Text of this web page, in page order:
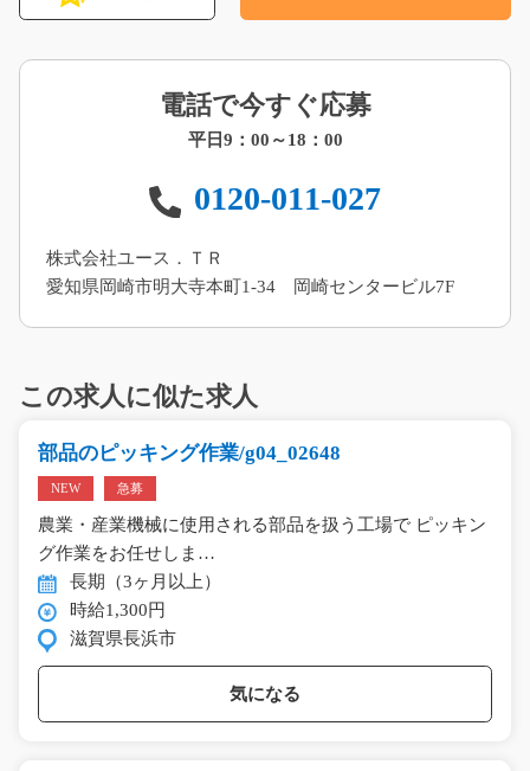
電話で今すぐ応募
平日9：00～18：00
0120-011-027
株式会社ユース．ＴＲ
愛知県岡崎市明大寺本町1-34 岡崎センタービル7F
この求人に似た求人
部品のピッキング作業/g04_02648
NEW 急募
農業・産業機械に使用される部品を扱う工場で ピッキン
グ作業をお任せしま…
長期（3ヶ月以上）
時給1,300円
滋賀県長浜市
気になる